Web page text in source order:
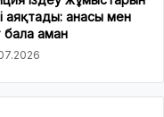
аяқтады: анасы мен
бала аман